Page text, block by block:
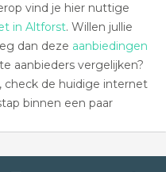
vind je hier nuttige
in Altforst. Willen jullie
dan deze aanbiedingen
aanbieders vergelijken?
check de huidige internet
binnen een paar